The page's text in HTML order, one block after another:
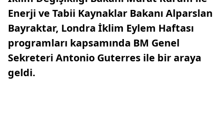
Enerji ve Tabii Kaynaklar Bakanı Alparslan
Bayraktar, Londra İklim Eylem Haftası
programları kapsamında BM Genel
Sekreteri Antonio Guterres ile bir araya
geldi.